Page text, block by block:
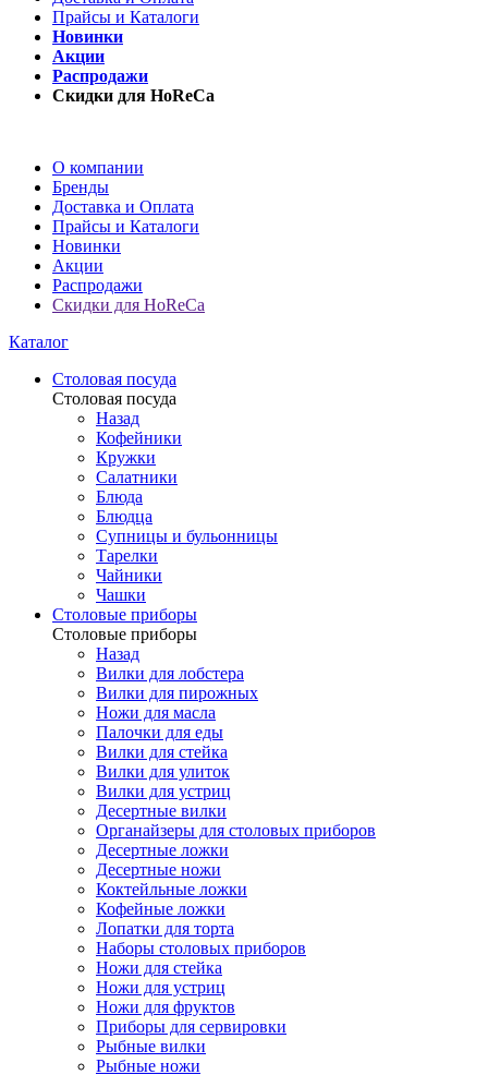
Прайсы и Каталоги
Новинки
Акции
Распродажи
Скидки для HoReCa
О компании
Бренды
Доставка и Оплата
Прайсы и Каталоги
Новинки
Акции
Распродажи
Скидки для HoReCa
Каталог
Столовая посуда
Столовая посуда
Назад
Кофейники
Кружки
Салатники
Блюда
Блюдца
Супницы и бульонницы
Тарелки
Чайники
Чашки
Cтоловые приборы
Cтоловые приборы
Назад
Вилки для лобстера
Вилки для пирожных
Ножи для масла
Палочки для еды
Вилки для стейка
Вилки для улиток
Вилки для устриц
Десертные вилки
Органайзеры для столовых приборов
Десертные ложки
Десертные ножи
Коктейльные ложки
Кофейные ложки
Лопатки для торта
Наборы столовых приборов
Ножи для стейка
Ножи для устриц
Ножи для фруктов
Приборы для сервировки
Рыбные вилки
Рыбные ножи